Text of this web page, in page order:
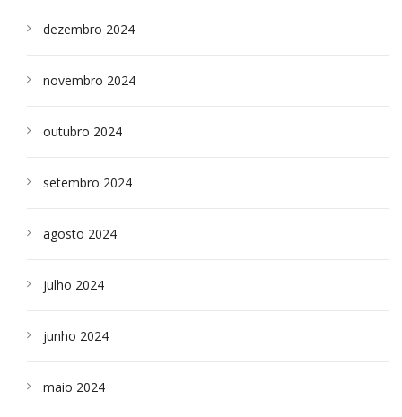
dezembro 2024
novembro 2024
outubro 2024
setembro 2024
agosto 2024
julho 2024
junho 2024
maio 2024